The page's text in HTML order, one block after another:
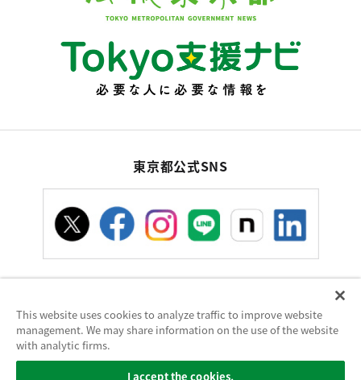
東京都公式SNS
お問い合わせサイトポリシー使い方ヘルプ
サイトマップ
東京都庁：〒163-8001 東京都新宿区西新宿2-8-1 電話：03-5321-1111（代
This website uses cookies to analyze traffic to improve website
management. We may share information on the use of the website
with analytic firms.
I accept the cookies.